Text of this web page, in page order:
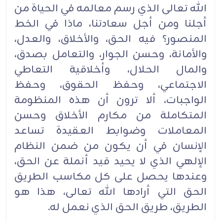
الله تعالى الذي رسم معالمه في الحياة من
أجلنا ومن أجل سعادتنا، ماذا في الخط
المنصور؟ فيه الحق، والأخلاق، والعدل،
والأمانة، وحسن الجوار، والتعامل بصدق،
والمال الحلال، وأخلاقية التعاطي
الاجتماعي، وحفظ الحقوق، وحفظ
الواجبات، ألا ترون أن هذه المنظومة
المتكاملة من مكارم الأخلاق وحسن
المعاملات وضوابط العقيدة تساعد
الإنسان في أن يكون من ضمن النظام
الإلهي الذي لا يحيد قيد أنملة عن الحق،
وعندها يحصل على كل مكاسب الطريق
الحق التي أرادها الله تعالى، هذا هو
الطريق، طريق الحق الذي نعمل له.